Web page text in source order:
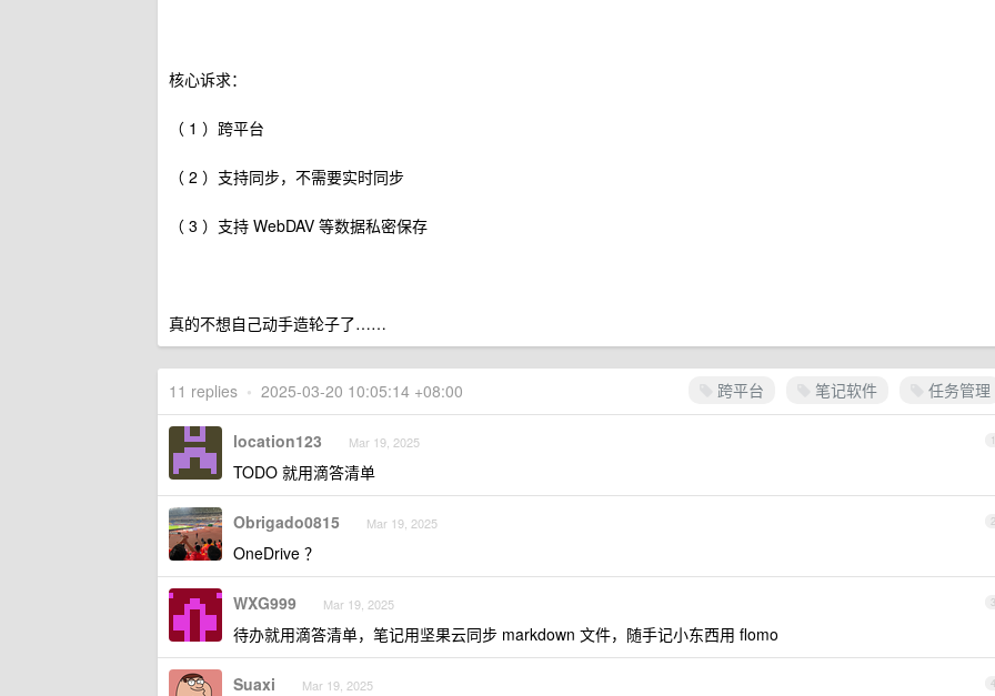
核心诉求：
（ 1 ）跨平台
（ 2 ）支持同步，不需要实时同步
（ 3 ）支持 WebDAV 等数据私密保存
真的不想自己动手造轮子了……
跨平台 笔记软件 任务管理
11 replies • 2025-03-20 10:05:14 +08:00
1
location123 Mar 19, 2025
TODO 就用滴答清单
2
Obrigado0815 Mar 19, 2025
OneDrive ？
3
WXG999 Mar 19, 2025
待办就用滴答清单，笔记用坚果云同步 markdown 文件，随手记小东西用 flomo
4
Suaxi Mar 19, 2025